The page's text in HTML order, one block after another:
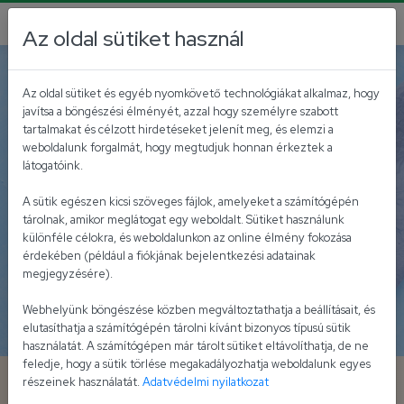
Mustáros-gombás
Az oldal sütiket használ
Az oldal sütiket és egyéb nyomkövető technológiákat alkalmaz, hogy
javítsa a böngészési élményét, azzal hogy személyre szabott
tartalmakat és célzott hirdetéseket jelenít meg, és elemzi a
weboldalunk forgalmát, hogy megtudjuk honnan érkeztek a
látogatóink.
A sütik egészen kicsi szöveges fájlok, amelyeket a számítógépén
tárolnak, amikor meglátogat egy weboldalt. Sütiket használunk
különféle célokra, és weboldalunkon az online élmény fokozása
érdekében (például a fiókjának bejelentkezési adatainak
megjegyzésére).
Webhelyünk böngészése közben megváltoztathatja a beállításait, és
elutasíthatja a számítógépén tárolni kívánt bizonyos típusú sütik
használatát. A számítógépen már tárolt sütiket eltávolíthatja, de ne
feledje, hogy a sütik törlése megakadályozhatja weboldalunk egyes
részeinek használatát. Adatvédelmi nyilatkozat